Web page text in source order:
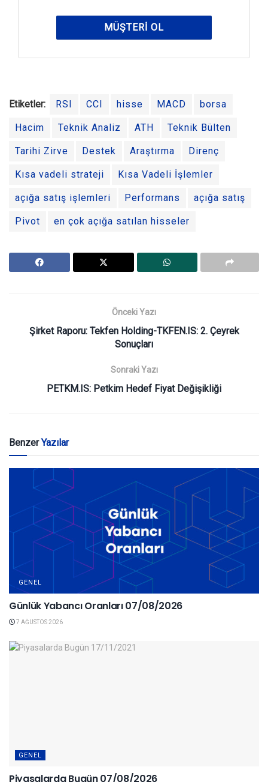
MÜŞTERI OL
Etiketler: RSI CCI hisse MACD borsa
Hacim Teknik Analiz ATH Teknik Bülten
Tarihi Zirve Destek Araştırma Direnç
Kısa vadeli strateji Kısa Vadeli İşlemler
açığa satış işlemleri Performans açığa satış
Pivot en çok açığa satılan hisseler
Önceki Yazı
Şirket Raporu: Tekfen Holding-TKFEN.IS: 2. Çeyrek
Sonuçları
Sonraki Yazı
PETKM.IS: Petkim Hedef Fiyat Değişikliği
BenzerYazılar
GENEL
Günlük Yabancı Oranları 07/08/2026
7 AĞUSTOS 2026
GENEL
Piyasalarda Bugün 07/08/2026